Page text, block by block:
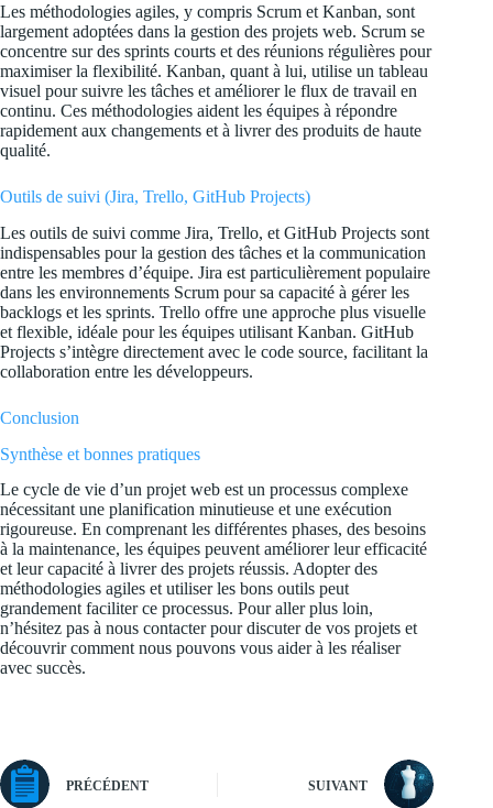
Les méthodologies agiles, y compris Scrum et Kanban, sont
largement adoptées dans la gestion des projets web. Scrum se
concentre sur des sprints courts et des réunions régulières pour
maximiser la flexibilité. Kanban, quant à lui, utilise un tableau
visuel pour suivre les tâches et améliorer le flux de travail en
continu. Ces méthodologies aident les équipes à répondre
rapidement aux changements et à livrer des produits de haute
qualité.
Outils de suivi (Jira, Trello, GitHub Projects)
Les outils de suivi comme Jira, Trello, et GitHub Projects sont
indispensables pour la gestion des tâches et la communication
entre les membres d’équipe. Jira est particulièrement populaire
dans les environnements Scrum pour sa capacité à gérer les
backlogs et les sprints. Trello offre une approche plus visuelle
et flexible, idéale pour les équipes utilisant Kanban. GitHub
Projects s’intègre directement avec le code source, facilitant la
collaboration entre les développeurs.
Conclusion
Synthèse et bonnes pratiques
Le cycle de vie d’un projet web est un processus complexe
nécessitant une planification minutieuse et une exécution
rigoureuse. En comprenant les différentes phases, des besoins
à la maintenance, les équipes peuvent améliorer leur efficacité
et leur capacité à livrer des projets réussis. Adopter des
méthodologies agiles et utiliser les bons outils peut
grandement faciliter ce processus. Pour aller plus loin,
n’hésitez pas à nous contacterpour discuter de vos projets et
découvrir comment nous pouvons vous aider à les réaliser
avec succès.
PRÉCÉDENT SUIVANT